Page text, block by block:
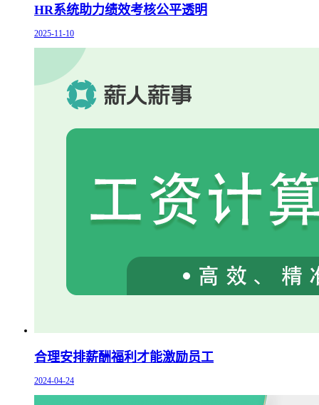
HR系统助力绩效考核公平透明
2025-11-10
合理安排薪酬福利才能激励员工
2024-04-24